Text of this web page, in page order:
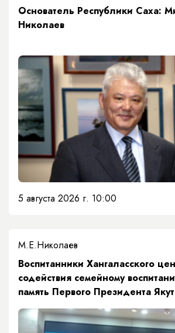
Основатель Республики Саха:
Николаев
5 августа 2026 г. 10:00
М.Е.Николаев
​Воспитанники Хангаласского
содействия семейному
память Первого Президента